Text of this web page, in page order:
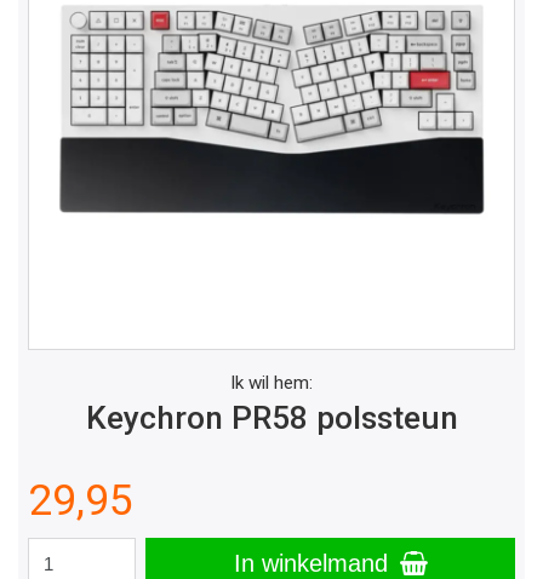
Ik wil hem:
Keychron PR58 polssteun
29,95
In winkelmand